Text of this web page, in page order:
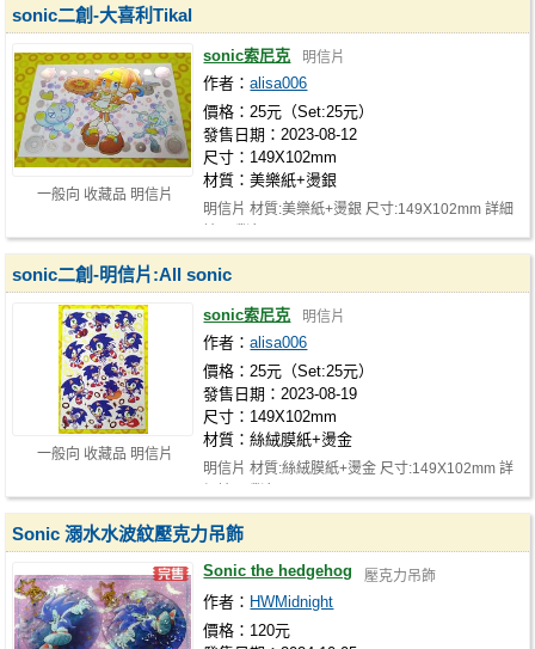
一般向 收藏品 明信片
sonic二創-大喜利Tikal
sonic索尼克 明信片
作者：alisa006
價格：25元（Set:25元）
發售日期：2023-08-12
尺寸：149X102mm
材質：美樂紙+燙銀
明信片 材質:美樂紙+燙銀 尺寸:149X102mm 詳細
一般向 收藏品 明信片
sonic二創-明信片:All sonic
sonic索尼克 明信片
作者：alisa006
價格：25元（Set:25元）
發售日期：2023-08-19
尺寸：149X102mm
材質：絲絨膜紙+燙金
明信片 材質:絲絨膜紙+燙金 尺寸:149X102mm 詳
Sonic 溺水水波紋壓克力吊飾
Sonic the hedgehog 壓克力吊飾
作者： HWMidnight
價格：120元